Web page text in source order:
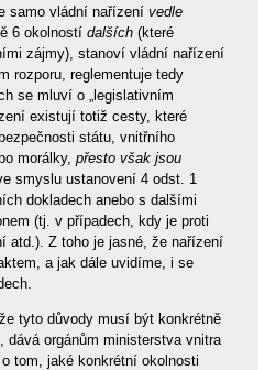
samo vládní nařízení vedle
6 okolností dalších(které
zájmy), stanoví vládní nařízení
rozporu, reglementuje tedy
se mluví o „legislativním
existují totiž cesty, které
státu, vnitřního
morálky, přesto však jsou
smyslu ustanovení 4 odst. 1
dokladech anebo s dalšími
(tj. v případech, kdy je proti
atd.). Z toho je jasné, že nařízení
a jak dále uvidíme, i se
tyto důvody musí být konkrétně
dává orgánům ministerstva vnitra
tom, jaké konkrétní okolnosti